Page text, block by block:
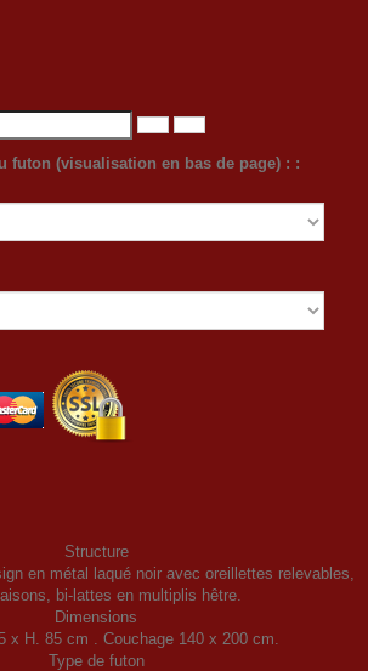
futon (visualisation en bas de page) : :
Structure
en métal laqué noir avec oreillettes relevables,
bi-lattes en multiplis hêtre.
Dimensions
x H. 85 cm . Couchage 140 x 200 cm.
Type de futon